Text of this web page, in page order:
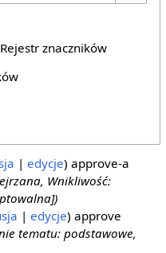
Rejestr znaczników
edycje approve-a
Wnikliwość:
edycje approve
tematu: podstawowe,